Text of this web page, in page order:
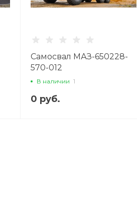
Самосвал МАЗ-650228-
570-012
В наличии 1
0 руб.